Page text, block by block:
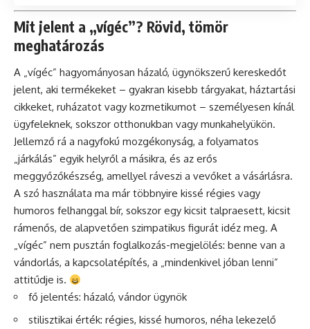
Mit jelent a „vígéc”? Rövid, tömör
meghatározás
A „vígéc” hagyományosan házaló, ügynökszerű kereskedőt
jelent, aki termékeket – gyakran kisebb tárgyakat, háztartási
cikkeket, ruházatot vagy kozmetikumot – személyesen kínál
ügyfeleknek, sokszor otthonukban vagy munkahelyükön.
Jellemző rá a nagyfokú mozgékonyság, a folyamatos
„járkálás” egyik helyről a másikra, és az erős
meggyőzőkészség, amellyel ráveszi a vevőket a vásárlásra.
A szó használata ma már többnyire kissé régies vagy
humoros felhanggal bír, sokszor egy kicsit talpraesett, kicsit
rámenős, de alapvetően szimpatikus figurát idéz meg. A
„vígéc” nem pusztán foglalkozás-megjelölés: benne van a
vándorlás, a kapcsolatépítés, a „mindenkivel jóban lenni”
attitűdje is.
fő jelentés: házaló, vándor ügynök
stilisztikai érték: régies, kissé humoros, néha lekezelő